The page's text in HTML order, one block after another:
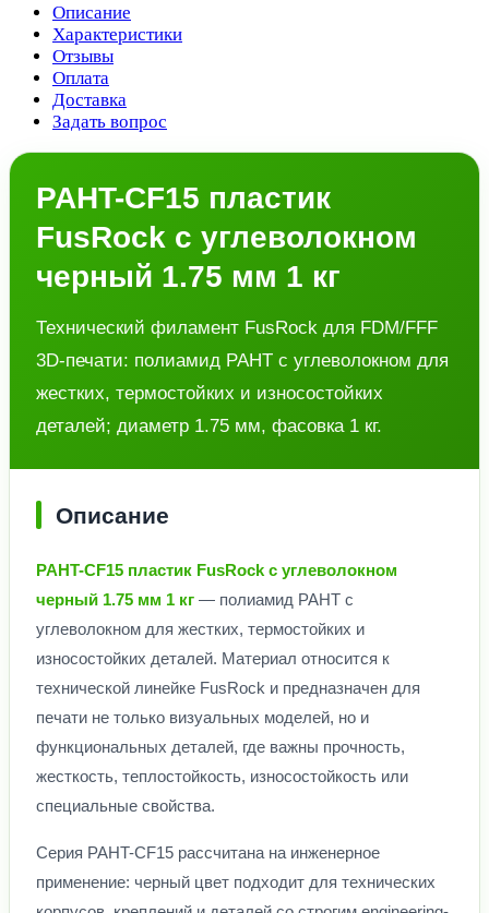
Описание
Характеристики
Отзывы
Оплата
Доставка
Задать вопрос
PAHT-CF15 пластик
FusRock с углеволокном
черный 1.75 мм 1 кг
Технический филамент FusRock для FDM/FFF
3D-печати: полиамид PAHT с углеволокном для
жестких, термостойких и износостойких
деталей; диаметр 1.75 мм, фасовка 1 кг.
Описание
PAHT-CF15 пластик FusRock с углеволокном
черный 1.75 мм 1 кг — полиамид PAHT с
углеволокном для жестких, термостойких и
износостойких деталей. Материал относится к
технической линейке FusRock и предназначен для
печати не только визуальных моделей, но и
функциональных деталей, где важны прочность,
жесткость, теплостойкость, износостойкость или
специальные свойства.
Серия PAHT-CF15 рассчитана на инженерное
применение: черный цвет подходит для технических